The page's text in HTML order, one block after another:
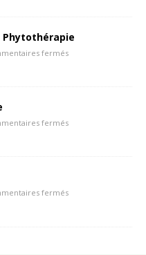
fermés
fermés
fermés